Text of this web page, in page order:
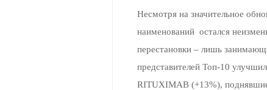
Несмотря на значительное
наименований остался
перестановки – лишь
представителей Топ-10
RITUXIMAB (+13%),